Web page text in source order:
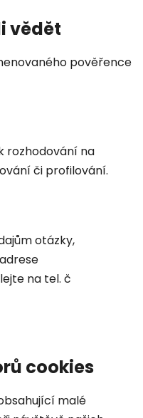
vědět
pověřence
rozhodování na
či profilování.
otázky,
na tel. č
cookies
malé